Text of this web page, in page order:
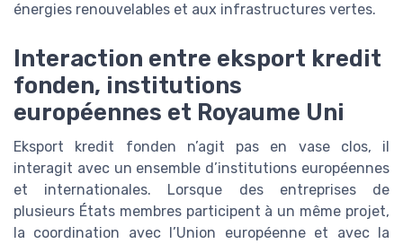
énergies renouvelables et aux infrastructures vertes.
Interaction entre eksport kredit
fonden, institutions
européennes et Royaume Uni
Eksport kredit fonden n’agit pas en vase clos, il
interagit avec un ensemble d’institutions européennes
et internationales. Lorsque des entreprises de
plusieurs États membres participent à un même projet,
la coordination avec l’Union européenne et avec la